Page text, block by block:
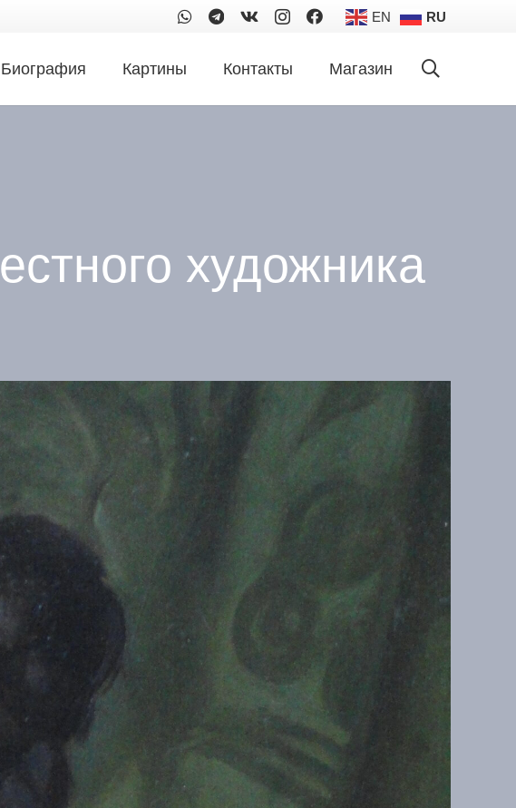
EN RU
Биография Картины Контакты Магазин
художника